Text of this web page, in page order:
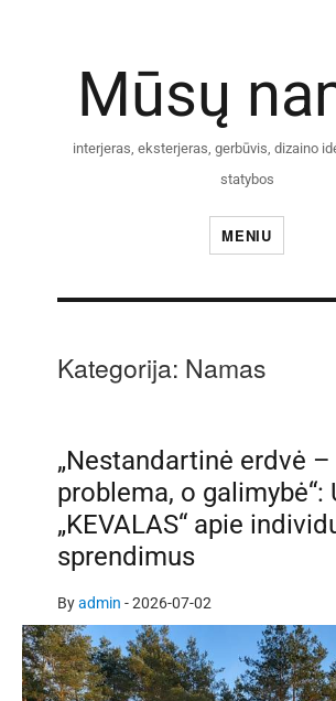
Mūsų
interjeras, eksterjeras, gerbūvis, dizaino
statybos
MENIU
Kategorija: Namas
„Nestandartinė erdvė –
problema, o galimybė“:
„KEVALAS“ apie
sprendimus
Byadmin -2026-07-02